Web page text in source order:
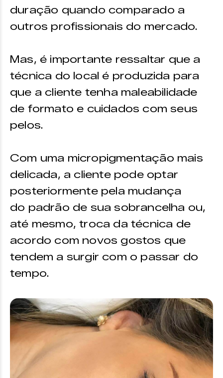
duração quando comparado a
outros profissionais do mercado.
Mas, é importante ressaltar que a
técnica do local é produzida para
que a cliente tenha maleabilidade
de formato e cuidados com seus
pelos.
Com uma micropigmentação mais
delicada, a cliente pode optar
posteriormente pela mudança
do padrão de sua sobrancelha ou,
até mesmo, troca da técnica de
acordo com novos gostos que
tendem a surgir com o passar do
tempo.